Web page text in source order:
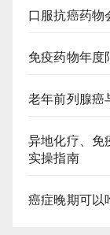
口服抗癌药物
免疫药物年度
老年前列腺癌
异地化疗、免
实操指南
癌症晚期可以